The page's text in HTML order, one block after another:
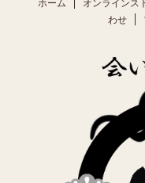
ホーム オンラインス
わせ